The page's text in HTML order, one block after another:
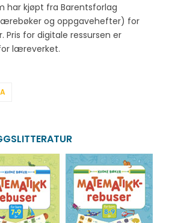
har kjøpt fra Barentsforlag
og oppgavehefter) for
Pris for digitale ressursen er
læreverket.